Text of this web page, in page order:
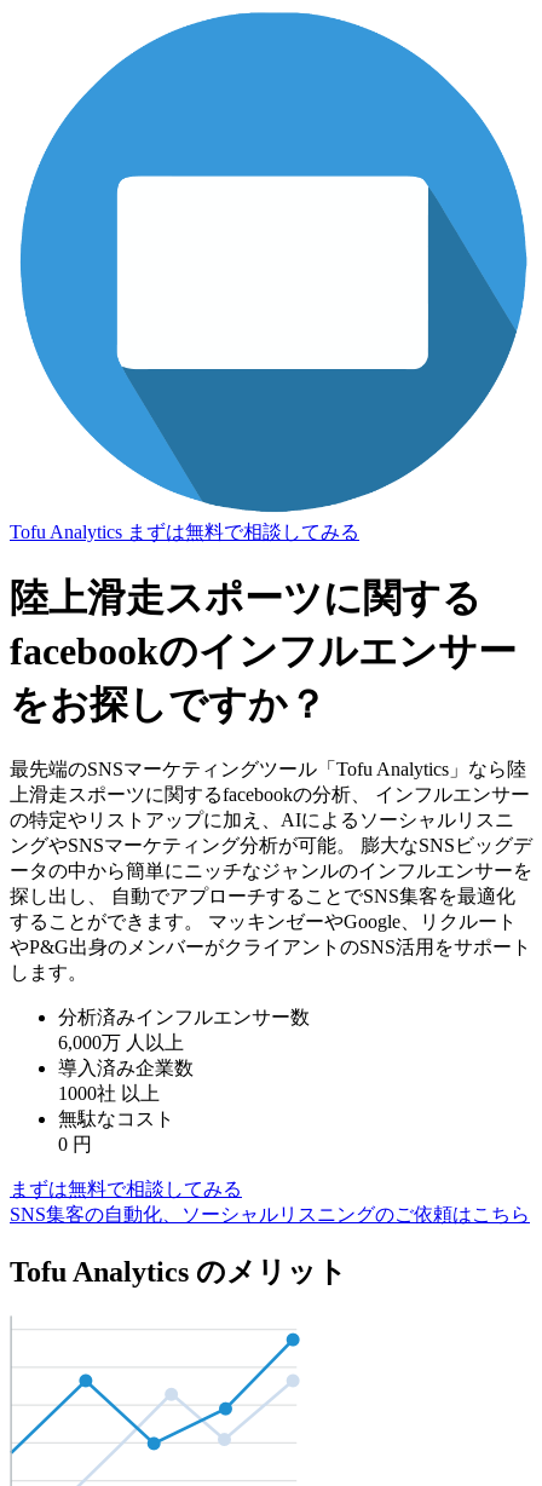
Tofu Analytics まずは無料で相談してみる
陸上滑走スポーツに関する
facebookのインフルエンサー
をお探しですか？
最先端のSNSマーケティングツール「Tofu Analytics」なら陸
上滑走スポーツに関するfacebookの分析、 インフルエンサー
の特定やリストアップに加え、AIによるソーシャルリスニ
ングやSNSマーケティング分析が可能。 膨大なSNSビッグデ
ータの中から簡単にニッチなジャンルのインフルエンサーを
探し出し、 自動でアプローチすることでSNS集客を最適化
することができます。 マッキンゼーやGoogle、リクルート
やP&G出身のメンバーがクライアントのSNS活用をサポート
します。
分析済みインフルエンサー数
6,000万 人以上
導入済み企業数
1000社 以上
無駄なコスト
0 円
まずは無料で相談してみる
SNS集客の自動化、ソーシャルリスニングのご依頼はこちら
Tofu Analytics のメリット